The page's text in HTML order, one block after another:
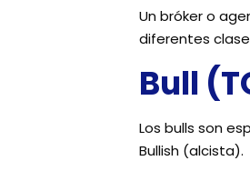
Un bróker o
diferentes
Bull
Los bulls son
Bullish (alcista).